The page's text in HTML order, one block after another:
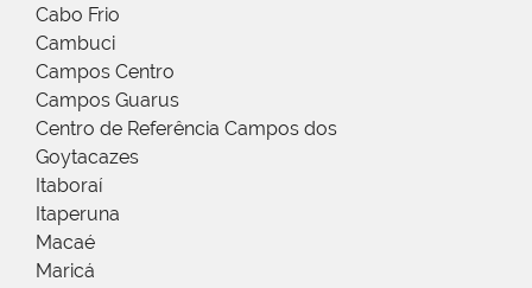
Cabo Frio
Cambuci
Campos Centro
Campos Guarus
Centro de Referência Campos dos
Goytacazes
Itaboraí
Itaperuna
Macaé
Maricá